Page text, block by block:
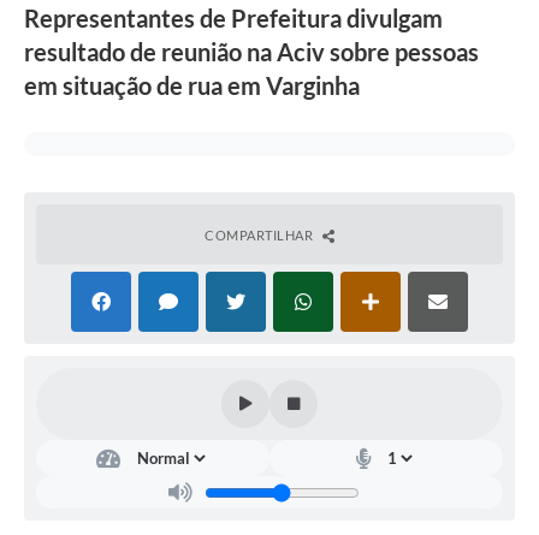
Representantes de Prefeitura divulgam
resultado de reunião na Aciv sobre pessoas
em situação de rua em Varginha
COMPARTILHAR